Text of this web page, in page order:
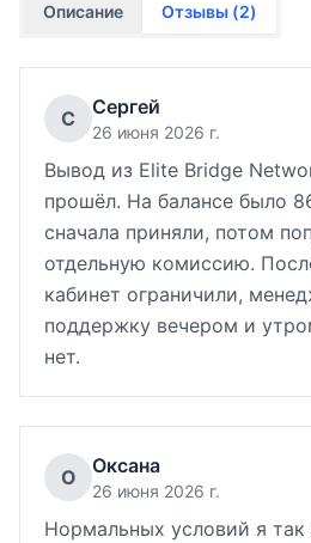
Описание Отзывы (2)
С Сергей
26 июня 2026 г.
Вывод из Elite Bridge
прошёл. На балансе было
сначала приняли, потом
отдельную комиссию.
кабинет ограничили,
поддержку вечером и
нет.
О Оксана
26 июня 2026 г.
Нормальных условий я так